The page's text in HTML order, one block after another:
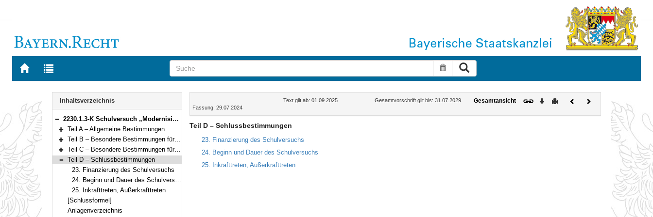
Zur
BAYERN.RECHT
Zur
letzten
Suche zurücksetzen
Navigation
Inhaltsverzeichnis
Bereich reduzieren
2230.1.3-K Schulversuch „Modernisierung der Heilerziehungspflegeausbildung“ Bekanntmachung des Bayerischen Staatsministeriums für Unterricht und Kultus vom 29. Juli 2024, Az. VI.8-BS9641.0-5/45/3 (BayMBl. Nr. 371 )
Bereich erweitern
Teil A – Allgemeine Bestimmungen
Bereich erweitern
Teil B – Besondere Bestimmungen für die gegliederte Ausbildung
Bereich erweitern
Teil C – Besondere Bestimmungen für die praxisintegrierte Ausbildung
Bereich reduzieren
Teil D – Schlussbestimmungen
23. Finanzierung des Schulversuchs
24. Beginn und Dauer des Schulversuchs
25. Inkrafttreten, Außerkrafttreten
[Schlussformel]
Anlagenverzeichnis
Text gilt ab: 01.09.2025
Gesamtvorschrift gilt bis: 31.07.2029
Fassung: 29.07.2024
Gesamtansicht Download
DruckenVorherigesNächstes
Dokument
Teil D – Schlussbestimmungen
23. Finanzierung des Schulversuchs
24. Beginn und Dauer des Schulversuchs
25. Inkrafttreten, Außerkrafttreten